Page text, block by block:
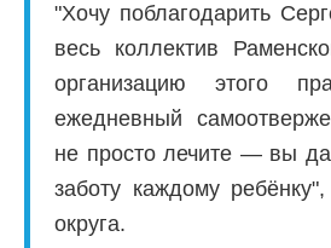
"Хочу поблагодарить
весь коллектив
организацию этого
ежедневный
не просто лечите — вы
заботу каждому
округа.